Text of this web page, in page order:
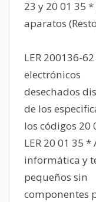
23 y 20 01 35
aparatos
LER 200136-
electrónicos
desechados
de los
los códigos 20
LER 20 01 35
informática y
pequeños sin
componentes